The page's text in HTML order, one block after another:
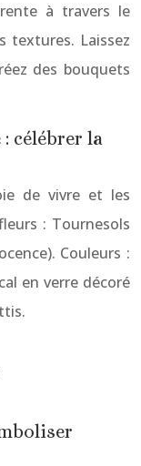
à travers le
textures. Laissez
des bouquets
célébrer la
de vivre et les
: Tournesols
Couleurs :
en verre décoré